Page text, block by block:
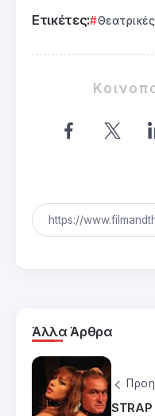
Ετικέτες:
Άλλα Άρθρα
STRAP